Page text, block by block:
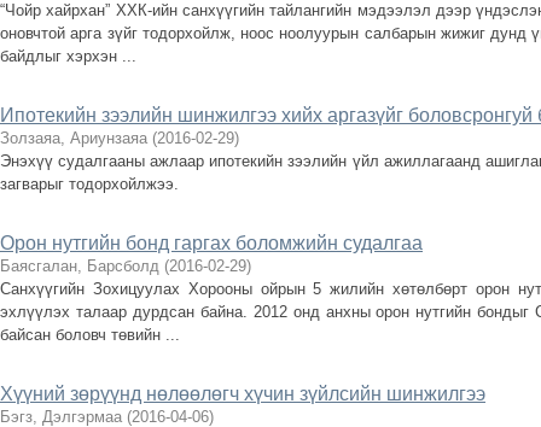
“Чойр хайрхан” ХХК-ийн санхүүгийн тайлангийн мэдээлэл дээр
оновчтой арга зүйг тодорхойлж, ноос ноолуурын салбарын жижиг дунд
байдлыг хэрхэн ...
Ипотекийн зээлийн шинжилгээ хийх аргазүйг боловсронгуй
Золзаяа, Ариунзаяа (2016-02-29)
Энэхүү судалгааны ажлаар ипотекийн зээлийн үйл ажиллагаанд
загварыг тодорхойлжээ.
Орон нутгийн бонд гаргах боломжийн судалгаа
Баясгалан, Барсболд (2016-02-29)
Санхүүгийн Зохицуулах Хорооны ойрын 5 жилийн хөтөлбөрт орон
эхлүүлэх талаар дурдсан байна. 2012 онд анхны орон нутгийн бондыг
байсан боловч төвийн ...
Хүүний зөрүүнд нөлөөлөгч хүчин зүйлсийн шинжилгээ
Бэгз, Дэлгэрмаа (2016-04-06)